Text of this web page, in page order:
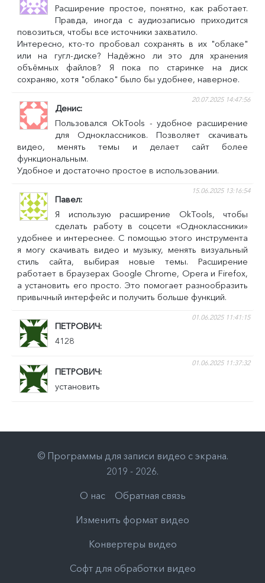
Расширение простое, понятно, как работает.
Правда, иногда с аудиозаписью приходится
повозиться, чтобы все источники захватило.
Интересно, кто-то пробовал сохранять в их "облаке"
или на гугл-диске? Надёжно ли это для хранения
объёмных файлов? Я пока по старинке на диск
сохраняю, хотя "облако" было бы удобнее, наверное.
Денис
20.07.2025 14:47:56
Пользовался OkTools - удобное расширение
для Одноклассников. Позволяет скачивать
видео, менять темы и делает сайт более
функциональным.
Удобное и достаточно простое в использовании.
Павел
15.06.2025 13:16:54
Я использую расширение OkTools, чтобы
сделать работу в соцсети «Одноклассники»
удобнее и интереснее. С помощью этого инструмента
я могу скачивать видео и музыку, менять визуальный
стиль сайта, выбирая новые темы. Расширение
работает в браузерах Google Chrome, Opera и Firefox,
а установить его просто. Это помогает разнообразить
привычный интерфейс и получить больше функций.
ПЕТРОВИЧ
01.06.2025 11:41:15
4128
ПЕТРОВИЧ
01.06.2025 11:37:32
установить
© Программы для записи видео с экрана.
2019 - 2026.
О нас Обратная связь
Изменить формат видео
Конвертеры видео
Софт для обработки видео